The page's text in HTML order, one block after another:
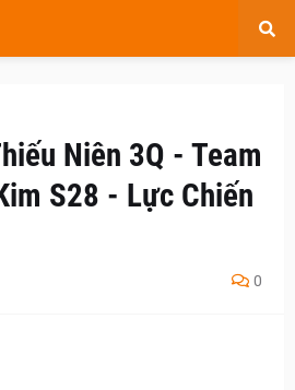
Niên 3Q - Team
S28 - Lực Chiến
0